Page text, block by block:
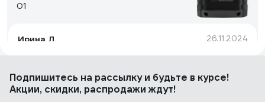
01
Ирина Л. 26.11.2024
Работает , подошел к фонарю макита
5 отзывов
Подпишитесь на рассылкуи будьте в курсе!
Акции, скидки, распродажи ждут!